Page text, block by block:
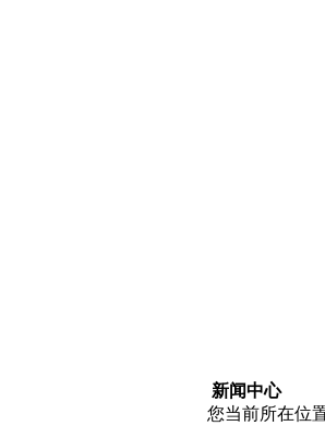
新闻中心
您当前所在位